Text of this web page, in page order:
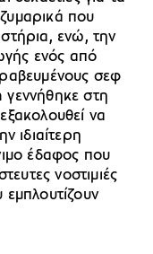
που
ενώ, την
ενός από
σεφ
γεννήθηκε στη
να
ιδιαίτερη
έδαφος που
νοστιμιές